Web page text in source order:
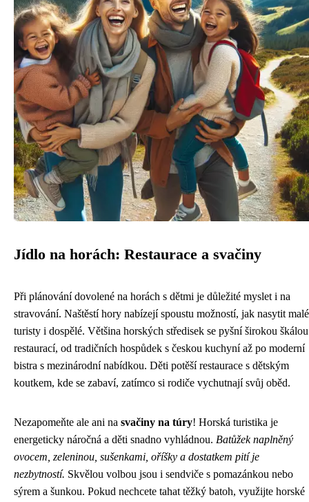
Jídlo na horách: Restaurace a svačiny
Při plánování dovolené na horách s dětmi je důležité myslet i na
stravování. Naštěstí hory nabízejí spoustu možností, jak nasytit malé
turisty i dospělé. Většina horských středisek se pyšní širokou škálou
restaurací, od tradičních hospůdek s českou kuchyní až po moderní
bistra s mezinárodní nabídkou. Děti potěší restaurace s dětským
koutkem, kde se zabaví, zatímco si rodiče vychutnají svůj oběd.
Nezapomeňte ale ani na svačiny na túry! Horská turistika je
energeticky náročná a děti snadno vyhládnou. Batůžek naplněný
ovocem, zeleninou, sušenkami, oříšky a dostatkem pití je
nezbytností. Skvělou volbou jsou i sendviče s pomazánkou nebo
sýrem a šunkou. Pokud nechcete tahat těžký batoh, využijte horské